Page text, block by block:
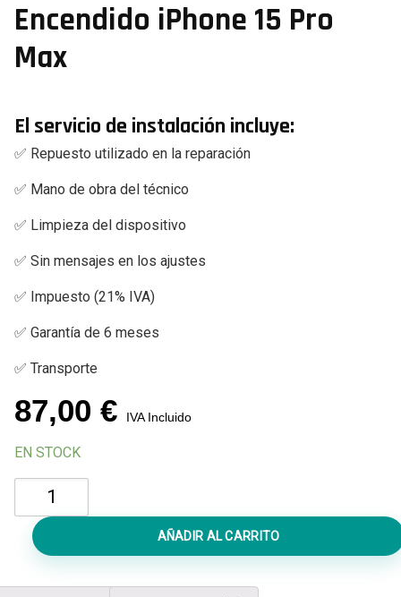
Encendido iPhone 15 Pro
Max
El servicio de instalación incluye:
✅ Repuesto utilizado en la reparación
✅ Mano de obra del técnico
✅ Limpieza del dispositivo
✅ Sin mensajes en los ajustes
✅ Impuesto (21% IVA)
✅ Garantía de 6 meses
✅ Transporte
87,00 € IVA Incluido
EN STOCK
Cambiar
Encendido
AÑADIR AL CARRITO